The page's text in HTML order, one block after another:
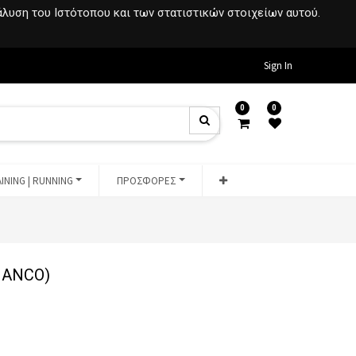
του Ιστότοπου και των στατιστικών στοιχείων αυτού.
Sign In
0 0
| RUNNING ΠΡΟΣΦΟΡΕΣ